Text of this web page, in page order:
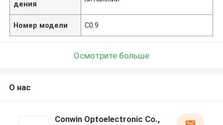
дения
Номер модели С0.9
Осмотрите больше
О нас
Conwin Optoelectronic Co.,